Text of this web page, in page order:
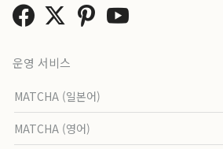
운영 서비스
MATCHA (일본어)
MATCHA (영어)